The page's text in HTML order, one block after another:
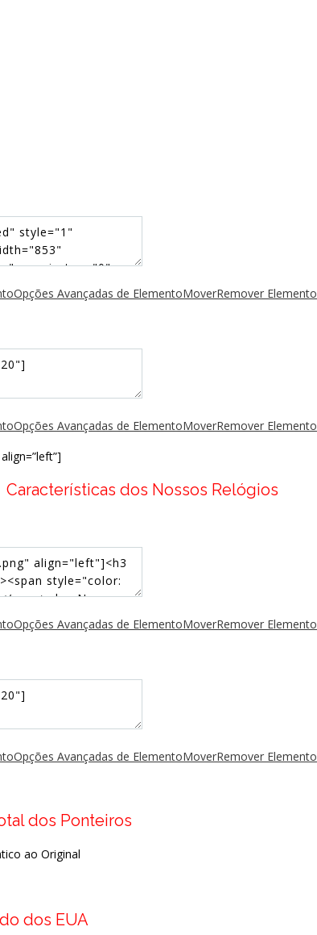
Opções Avançadas de ElementoMoverRemover Elemento
Opções Avançadas de ElementoMoverRemover Elemento
Características dos Nossos Relógios
Opções Avançadas de ElementoMoverRemover Elemento
Opções Avançadas de ElementoMoverRemover Elemento
dos Ponteiros
ao Original
dos EUA